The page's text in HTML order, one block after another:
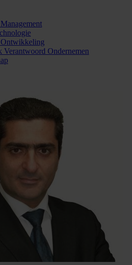
Ontwikkeling
Verantwoord Ondernemen